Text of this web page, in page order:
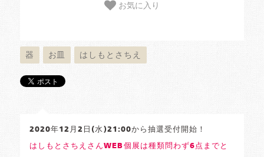
お気に入り
器 お皿 はしもとさちえ
2020年12月2日(水)21:00から抽選受付開始！
はしもとさちえさんWEB個展は種類問わず6点までと